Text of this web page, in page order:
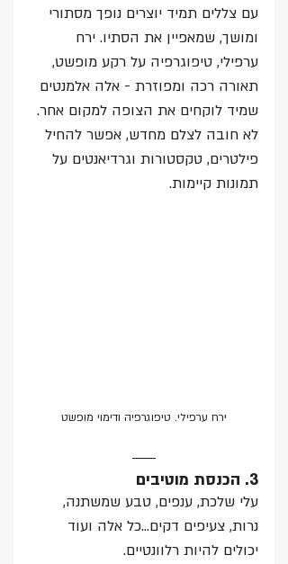
עם צללים תמיד יוצרים נופך מסתורי
ומושך, שמאפיין את הסתיו. ירח
ערפילי, טיפוגרפיה על רקע מופשט,
תאורה רכה ומפוזרת - אלה אלמנטים
שמיד לוקחים את הצופה למקום אחר.
לא חובה לצלם מחדש, אפשר להחיל
פילטרים, טקסטורות וגרדיאנטים על
תמונות קיימות.
ירח ערפילי. טיפוגרפיה ודימוי מופשט
3. הכנסת מוטיבים
עלי שלכת, ענפים, טבע שמשתנה,
נרות, צעיפים דקים…כל אלה ועוד
יכולים להיות רלוונטיים.